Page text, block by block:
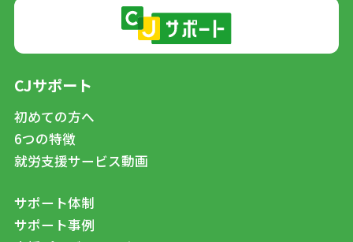
CJサポート
初めての方へ
6つの特徴
就労支援サービス動画
サポート体制
サポート事例